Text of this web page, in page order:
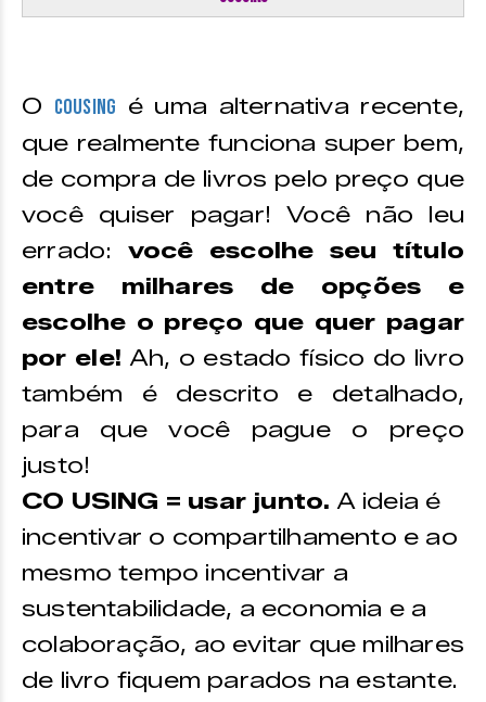
O Cousing é uma alternativa recente,
que realmente funciona super bem,
de compra de livros pelo preço que
você quiser pagar! Você não leu
errado: você escolhe seu título
entre milhares de opções e
escolhe o preço que quer pagar
por ele! Ah, o estado físico do livro
também é descrito e detalhado,
para que você pague o preço
justo!
CO USING = usar junto. A ideia é
incentivar o compartilhamento e ao
mesmo tempo incentivar a
sustentabilidade, a economia e a
colaboração, ao evitar que milhares
de livro fiquem parados na estante.